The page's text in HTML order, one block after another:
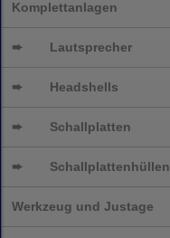
Komplettanlagen
➨ Lautsprecher
➨ Headshells
➨ Schallplatten
➨ Schallplattenhüllen
Werkzeug und Justage